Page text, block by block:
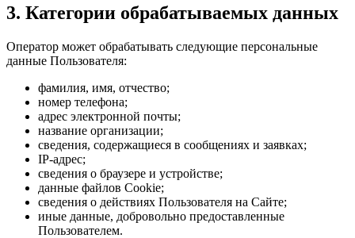
3. Категории обрабатываемых данных
Оператор может обрабатывать следующие персональные
данные Пользователя:
фамилия, имя, отчество;
номер телефона;
адрес электронной почты;
название организации;
сведения, содержащиеся в сообщениях и заявках;
IP-адрес;
сведения о браузере и устройстве;
данные файлов Cookie;
сведения о действиях Пользователя на Сайте;
иные данные, добровольно предоставленные
Пользователем.